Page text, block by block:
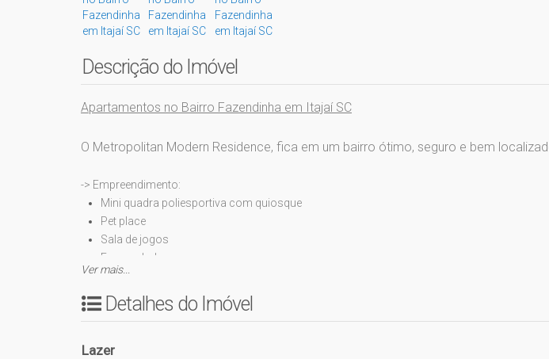
Descrição do Imóvel
Apartamentos no Bairro Fazendinha em Itajaí SC
O Metropolitan Modern Residence, fica em um bairro ótimo, seguro e bem
-> Empreendimento:
Mini quadra poliesportiva com quiosque
Pet place
Sala de jogos
Espaço baby
Playground
Espaço teen
Salão de festas
Piscina
Ver mais...
Detalhes do Imóvel
Lazer